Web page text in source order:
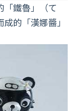
「鐵魯」（て
的「漢娜醬」